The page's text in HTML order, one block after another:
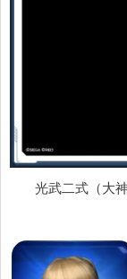
光武二式（大